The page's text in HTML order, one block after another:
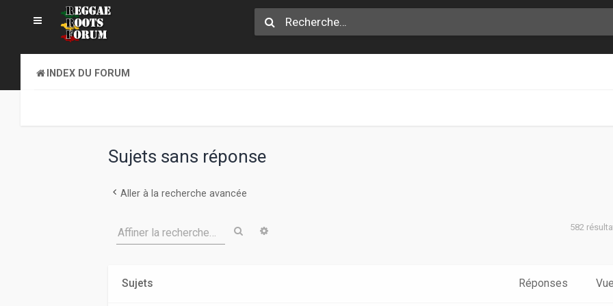
INDEX DU FORUM
Sujets sans réponse
Aller à la recherche avancée
Affiner la recherche… Rechercher 582
Sujets Réponses